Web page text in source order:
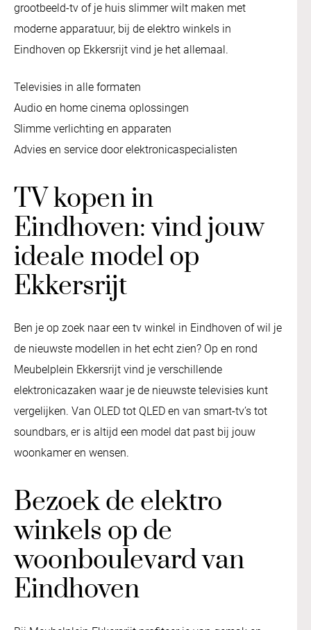
grootbeeld-tv of je huis slimmer wilt maken met
moderne apparatuur, bij de elektro winkels in
Eindhoven op Ekkersrijt vind je het allemaal.
Televisies in alle formaten
Audio en home cinema oplossingen
Slimme verlichting en apparaten
Advies en service door elektronicaspecialisten
TV kopen in
Eindhoven: vind jouw
ideale model op
Ekkersrijt
Ben je op zoek naar een tv winkel in Eindhoven of wil je
de nieuwste modellen in het echt zien? Op en rond
Meubelplein Ekkersrijt vind je verschillende
elektronicazaken waar je de nieuwste televisies kunt
vergelijken. Van OLED tot QLED en van smart-tv’s tot
soundbars, er is altijd een model dat past bij jouw
woonkamer en wensen.
Bezoek de elektro
winkels op de
woonboulevard van
Eindhoven